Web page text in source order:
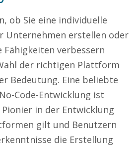
ob Sie eine individuelle
Unternehmen erstellen oder
Fähigkeiten verbessern
der richtigen Plattform
Bedeutung. Eine beliebte
Code-Entwicklung ist
Pionier in der Entwicklung
gilt und Benutzern
die Erstellung